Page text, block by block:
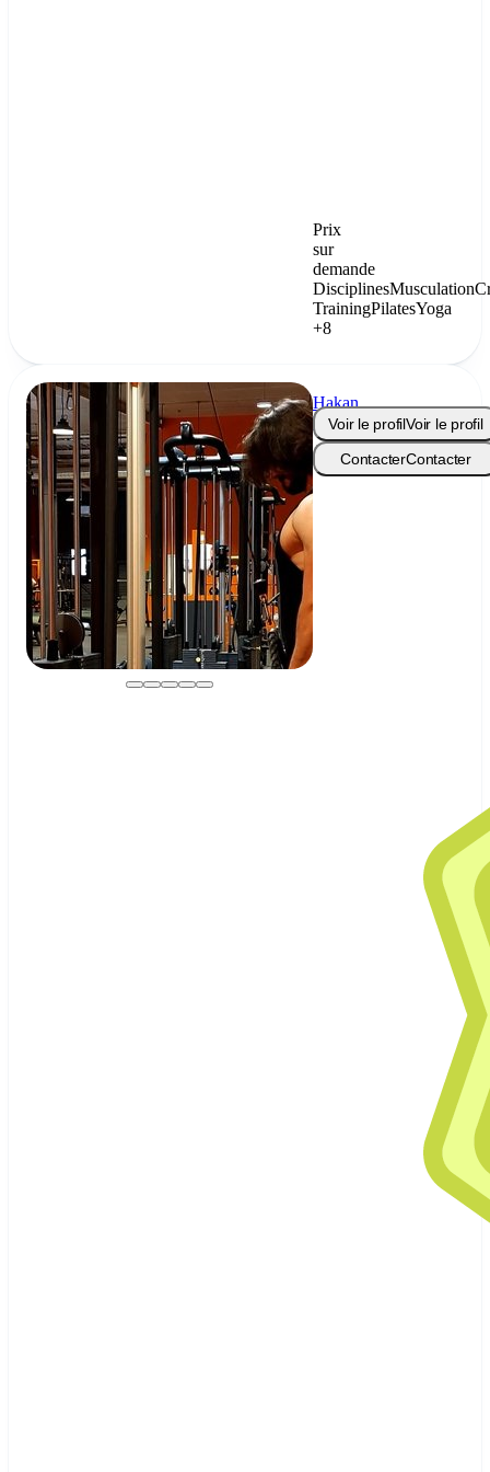
Prix
sur
demande
DisciplinesMusculation
TrainingPilatesYoga
+8
Hakan
Yozgat
Voir le profilVoir le profil
ContacterContacter